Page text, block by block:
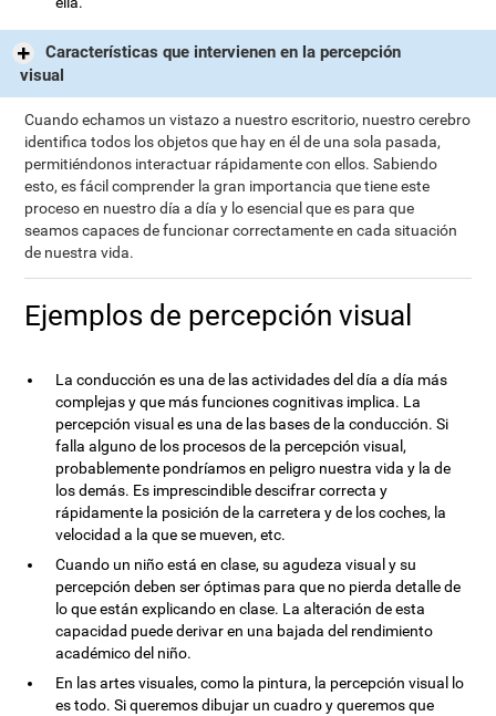
Características que intervienen en la percepción
visual
Cuando echamos un vistazo a nuestro escritorio, nuestro cerebro
identifica todos los objetos que hay en él de una sola pasada,
permitiéndonos interactuar rápidamente con ellos. Sabiendo
esto, es fácil comprender la gran importancia que tiene este
proceso en nuestro día a día y lo esencial que es para que
seamos capaces de funcionar correctamente en cada situación
de nuestra vida.
Ejemplos de percepción visual
La conducción es una de las actividades del día a día más
complejas y que más funciones cognitivas implica. La
percepción visual es una de las bases de la conducción. Si
falla alguno de los procesos de la percepción visual,
probablemente pondríamos en peligro nuestra vida y la de
los demás. Es imprescindible descifrar correcta y
rápidamente la posición de la carretera y de los coches, la
velocidad a la que se mueven, etc.
Cuando un niño está en clase, su agudeza visual y su
percepción deben ser óptimas para que no pierda detalle de
lo que están explicando en clase. La alteración de esta
capacidad puede derivar en una bajada del rendimiento
académico del niño.
En las artes visuales, como la pintura, la percepción visual lo
es todo. Si queremos dibujar un cuadro y queremos que